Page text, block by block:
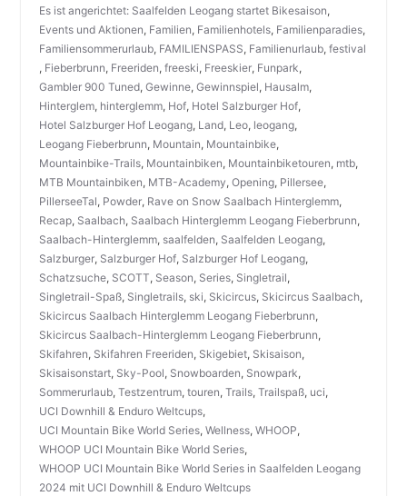
Es ist angerichtet: Saalfelden Leogang startet Bikesaison,
Events und Aktionen, Familien, Familienhotels, Familienparadies,
Familiensommerurlaub, FAMILIENSPASS, Familienurlaub, festival
, Fieberbrunn, Freeriden, freeski, Freeskier, Funpark,
Gambler 900 Tuned, Gewinne, Gewinnspiel, Hausalm,
Hinterglem, hinterglemm, Hof, Hotel Salzburger Hof,
Hotel Salzburger Hof Leogang, Land, Leo, leogang,
Leogang Fieberbrunn, Mountain, Mountainbike,
Mountainbike-Trails, Mountainbiken, Mountainbiketouren, mtb,
MTB Mountainbiken, MTB-Academy, Opening, Pillersee,
PillerseeTal, Powder, Rave on Snow Saalbach Hinterglemm,
Recap, Saalbach, Saalbach Hinterglemm Leogang Fieberbrunn,
Saalbach-Hinterglemm, saalfelden, Saalfelden Leogang,
Salzburger, Salzburger Hof, Salzburger Hof Leogang,
Schatzsuche, SCOTT, Season, Series, Singletrail,
Singletrail-Spaß, Singletrails, ski, Skicircus, Skicircus Saalbach,
Skicircus Saalbach Hinterglemm Leogang Fieberbrunn,
Skicircus Saalbach-Hinterglemm Leogang Fieberbrunn,
Skifahren, Skifahren Freeriden, Skigebiet, Skisaison,
Skisaisonstart, Sky-Pool, Snowboarden, Snowpark,
Sommerurlaub, Testzentrum, touren, Trails, Trailspaß, uci,
UCI Downhill & Enduro Weltcups,
UCI Mountain Bike World Series, Wellness, WHOOP,
WHOOP UCI Mountain Bike World Series,
WHOOP UCI Mountain Bike World Series in Saalfelden Leogang
2024 mit UCI Downhill & Enduro Weltcups